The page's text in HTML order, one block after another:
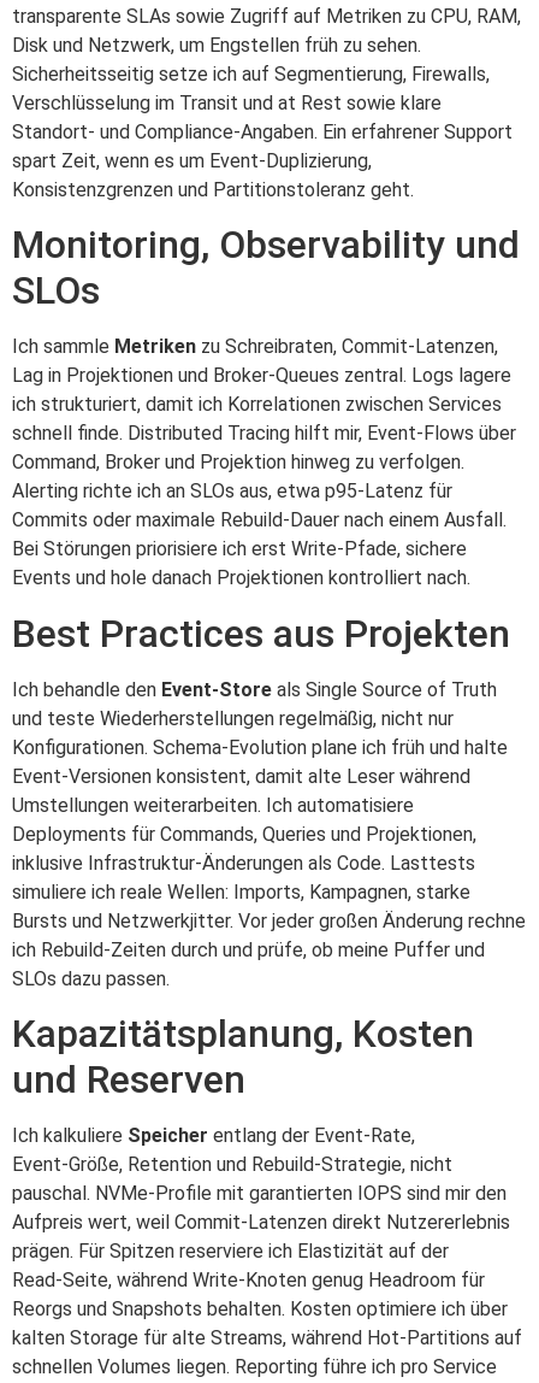
transparente SLAs sowie Zugriff auf Metriken zu CPU, RAM,
Disk und Netzwerk, um Engstellen früh zu sehen.
Sicherheitsseitig setze ich auf Segmentierung, Firewalls,
Verschlüsselung im Transit und at Rest sowie klare
Standort- und Compliance-Angaben. Ein erfahrener Support
spart Zeit, wenn es um Event-Duplizierung,
Konsistenzgrenzen und Partitionstoleranz geht.
Monitoring, Observability und
SLOs
Ich sammle Metriken zu Schreibraten, Commit-Latenzen,
Lag in Projektionen und Broker-Queues zentral. Logs lagere
ich strukturiert, damit ich Korrelationen zwischen Services
schnell finde. Distributed Tracing hilft mir, Event-Flows über
Command, Broker und Projektion hinweg zu verfolgen.
Alerting richte ich an SLOs aus, etwa p95‑Latenz für
Commits oder maximale Rebuild-Dauer nach einem Ausfall.
Bei Störungen priorisiere ich erst Write-Pfade, sichere
Events und hole danach Projektionen kontrolliert nach.
Best Practices aus Projekten
Ich behandle den Event‑Store als Single Source of Truth
und teste Wiederherstellungen regelmäßig, nicht nur
Konfigurationen. Schema‑Evolution plane ich früh und halte
Event-Versionen konsistent, damit alte Leser während
Umstellungen weiterarbeiten. Ich automatisiere
Deployments für Commands, Queries und Projektionen,
inklusive Infrastruktur‑Änderungen als Code. Lasttests
simuliere ich reale Wellen: Imports, Kampagnen, starke
Bursts und Netzwerkjitter. Vor jeder großen Änderung rechne
ich Rebuild-Zeiten durch und prüfe, ob meine Puffer und
SLOs dazu passen.
Kapazitätsplanung, Kosten
und Reserven
Ich kalkuliere Speicher entlang der Event-Rate,
Event‑Größe, Retention und Rebuild‑Strategie, nicht
pauschal. NVMe‑Profile mit garantierten IOPS sind mir den
Aufpreis wert, weil Commit‑Latenzen direkt Nutzererlebnis
prägen. Für Spitzen reserviere ich Elastizität auf der
Read‑Seite, während Write‑Knoten genug Headroom für
Reorgs und Snapshots behalten. Kosten optimiere ich über
kalten Storage für alte Streams, während Hot‑Partitions auf
schnellen Volumes liegen. Reporting führe ich pro Service